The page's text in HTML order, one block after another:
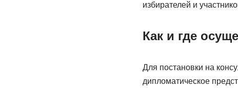
избирателей и
Как и где
Для постановки на
дипломатическое